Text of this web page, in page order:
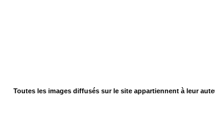
Toutes les images diffusés sur le site appartiennent à leur